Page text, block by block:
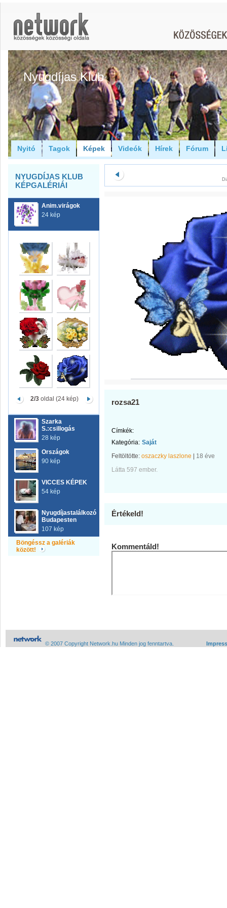
Nyugdíjas Klub
Nyitó Tagok Képek Videók Hírek Fórum
NYUGDÍJAS KLUB
KÉPGALÉRIÁI
Anim.virágok
24 kép
2/3oldal (24 kép)
Szarka
S.:csillogás
28 kép
Országok
90 kép
VICCES KÉPEK
54 kép
Nyugdíjastalálkozó
Budapesten
107 kép
Böngéssz a galériák
között!
rozsa21
Címkék:
Kategória: Saját
Feltöltötte: oszaczky laszlone
18 éve
Látta 597 ember.
Értékeld!
Kommentáld!
© 2007 Copyright Network.hu Minden jog fenntartva.